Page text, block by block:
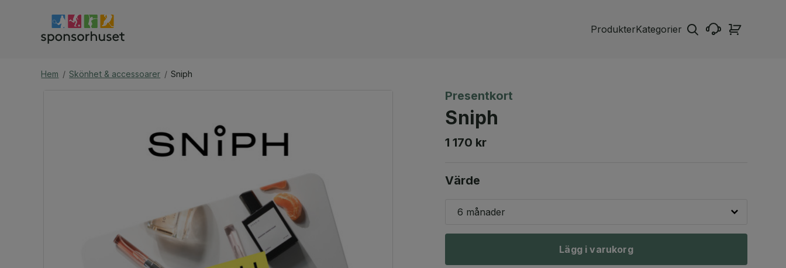
ProdukterKategorier
Hem / Skönhet & accessoarer / Sniph
Presentkort
Sniph
1 170 kr
Värde
6 månader
Lägg i varukorg